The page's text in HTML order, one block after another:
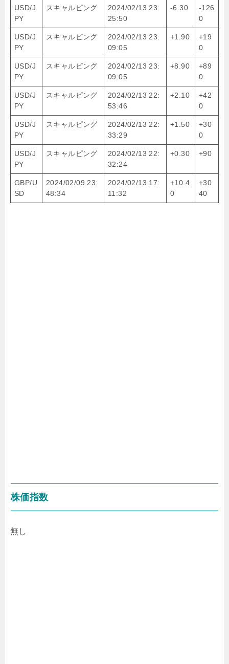
USD/J
PY
スキャルピング
2024/02/13 23:
25:50
-6.30
-126
0
USD/J
PY
スキャルピング
2024/02/13 23:
09:05
+1.90
+19
0
USD/J
PY
スキャルピング
2024/02/13 23:
09:05
+8.90
+89
0
USD/J
PY
スキャルピング
2024/02/13 22:
53:46
+2.10
+42
0
USD/J
PY
スキャルピング
2024/02/13 22:
33:29
+1.50
+30
0
USD/J
PY
スキャルピング
2024/02/13 22:
32:24
+0.30 +90
GBP/U
SD
2024/02/09 23:
48:34
2024/02/13 17:
11:32
+10.4
0
+30
40
株価指数
無し